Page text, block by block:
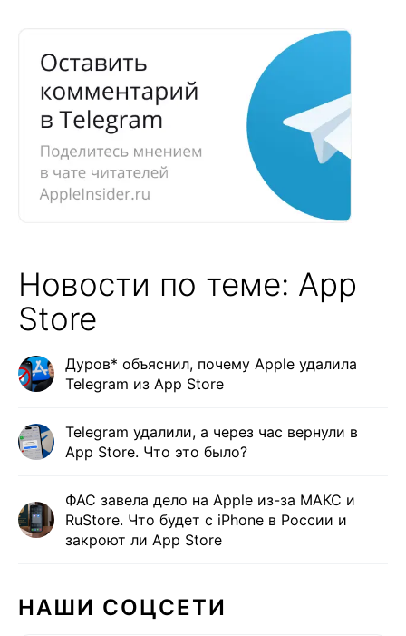
Новости по теме: App
Store
Дуров* объяснил, почему Apple удалила
Telegram из App Store
Telegram удалили, а через час вернули в
App Store. Что это было?
ФАС завела дело на Apple из-за МАКС и
RuStore. Что будет с iPhone в России и
закроют ли App Store
НАШИ СОЦСЕТИ